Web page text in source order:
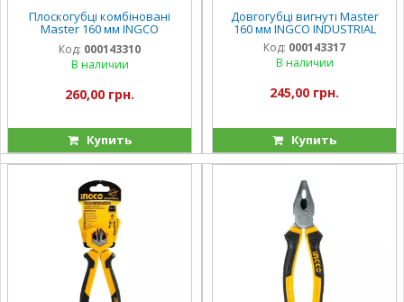
Плоскогубці комбіновані
Master 160 мм INGCO
INDUSTRIAL
Код: 000143310
В наличии
260,00 грн.
Купить
Довгогубці вигнуті Master
160 мм INGCO INDUSTRIAL
Код: 000143317
В наличии
245,00 грн.
Купить